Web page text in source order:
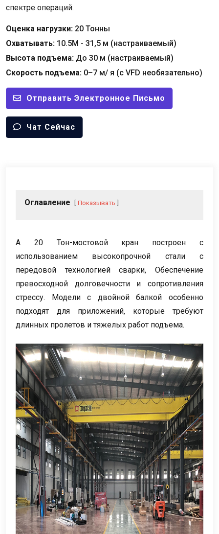
спектре операций.
Оценка нагрузки: 20 Тонны
Охватывать: 10.5М - 31,5 м (настраиваемый)
Высота подъема: До 30 м (настраиваемый)
Скорость подъема: 0–7 м/ я (с VFD необязательно)
Отправить Электронное Письмо
Чат Сейчас
Оглавление Показывать
А 20 Тон-мостовой кран построен с
использованием высокопрочной стали с
передовой технологией сварки, Обеспечение
превосходной долговечности и сопротивления
стрессу. Модели с двойной балкой особенно
подходят для приложений, которые требуют
длинных пролетов и тяжелых работ подъема.